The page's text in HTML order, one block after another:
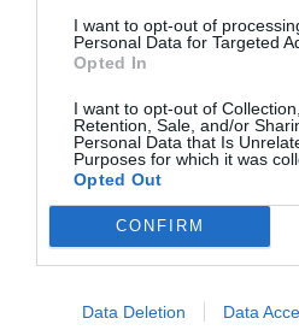
I want to opt-out of
Personal Data for Targeted
Opted In
I want to opt-out of
Retention, Sale, and/or
Personal Data that Is
Purposes for which it was
Opted Out
CONFIRM
Data Deletion Data
Índex 2P
Compartir